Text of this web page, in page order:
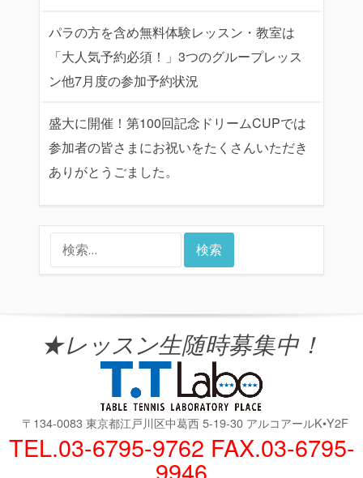
パラの方を含め無料体験レッスン・教室は
「大人気予約必須！」3つのグループレッス
ン他7月度の参加予約状況
盛大に開催！第100回記念ドリームCUPでは
参加者の皆さまにお祝いをたくさんいただき
ありがとうごました。
索:
★レッスン生随時募集中！
〒134-0083 東京都江戸川区中葛西 5-19-30 アルコアールK•Y2F
TEL.03-6795-9762 FAX.03-6795-
9946